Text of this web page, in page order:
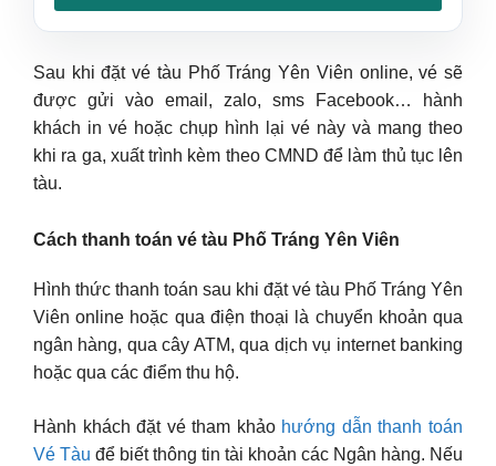
Sau khi đặt vé tàu Phố Tráng Yên Viên online, vé sẽ
được gửi vào email, zalo, sms Facebook… hành
khách in vé hoặc chụp hình lại vé này và mang theo
khi ra ga, xuất trình kèm theo CMND để làm thủ tục lên
tàu.
Cách thanh toán vé tàu Phố Tráng Yên Viên
Hình thức thanh toán sau khi đặt vé tàu Phố Tráng Yên
Viên online hoặc qua điện thoại là chuyển khoản qua
ngân hàng, qua cây ATM, qua dịch vụ internet banking
hoặc qua các điểm thu hộ.
Hành khách đặt vé tham khảo hướng dẫn thanh toán
Vé Tàu để biết thông tin tài khoản các Ngân hàng. Nếu